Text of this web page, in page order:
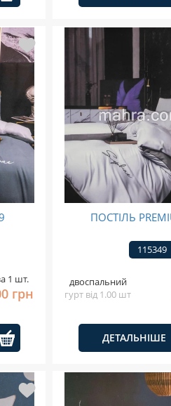
1 шт.
грн
ПОСТІЛЬ
115349
двоспальний
гурт від 1.00 шт
ДЕТАЛЬНІШЕ